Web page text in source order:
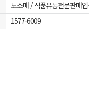
도소매 / 식품유통전문판매
1577-6009